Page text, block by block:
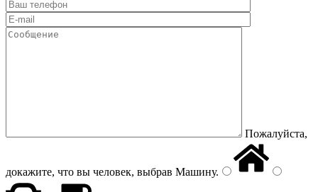
Пожалуйста,
докажите, что вы человек, выбрав Машину.